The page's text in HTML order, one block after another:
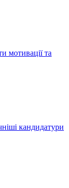
мотивації та
кандидатури